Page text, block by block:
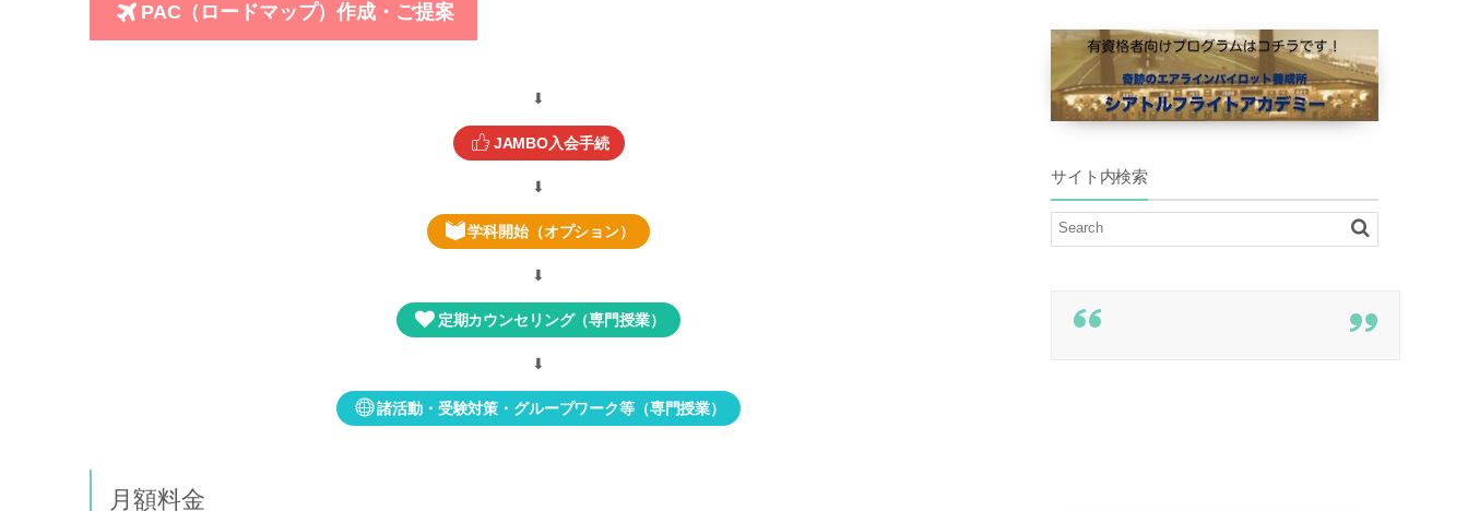
PAC（ロードマップ）作成・ご提案
⬇︎
JAMBO入会手続
⬇︎
学科開始（オプション）
⬇︎
定期カウンセリング（専門授業）
⬇︎
諸活動・受験対策・グループワーク等（専門授業）
月額料金
サイト内検索